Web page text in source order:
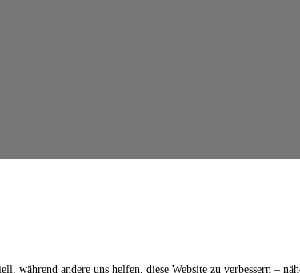
während andere uns helfen, diese Website zu verbessern –